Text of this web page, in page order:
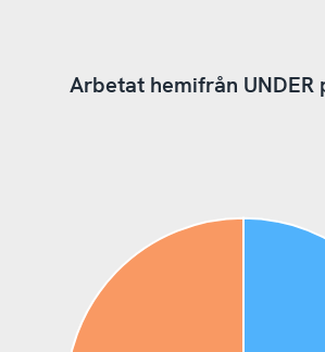
Arbetat hemifrån UNDER